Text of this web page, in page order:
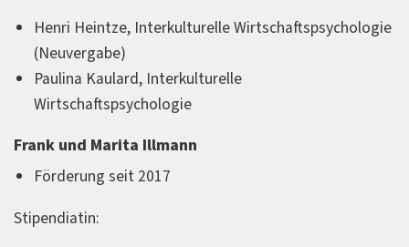
Henri Heintze, Interkulturelle Wirtschaftspsychologie
(Neuvergabe)
Paulina Kaulard, Interkulturelle
Wirtschaftspsychologie
Frank und Marita Illmann
Förderung seit 2017
Stipendiatin: